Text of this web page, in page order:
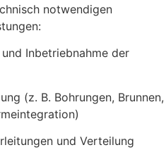
notwendigen
Inbetriebnahme der
(z. B. Bohrungen, Brunnen,
und Verteilung